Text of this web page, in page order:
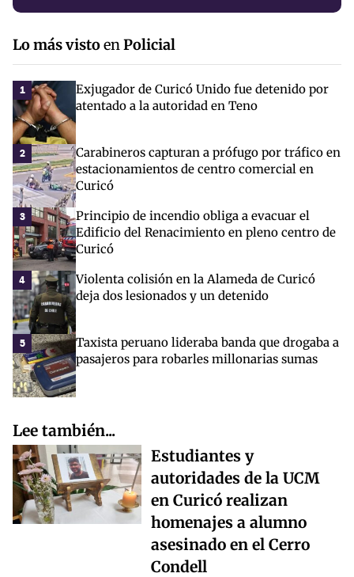
Lo más vistoenPolicial
1
Exjugador de Curicó Unido fue detenido por
atentado a la autoridad en Teno
2
Carabineros capturan a prófugo por tráfico en
estacionamientos de centro comercial en
Curicó
3
Principio de incendio obliga a evacuar el
Edificio del Renacimiento en pleno centro de
Curicó
4
Violenta colisión en la Alameda de Curicó
deja dos lesionados y un detenido
5
Taxista peruano lideraba banda que drogaba a
pasajeros para robarles millonarias sumas
Lee también...
Estudiantes y
autoridades de la UCM
en Curicó realizan
homenajes a alumno
asesinado en el Cerro
Condell